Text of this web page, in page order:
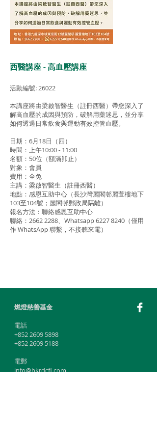
西醫講座 - 高血壓講座
活動編號: 26022
本講座將由梁啟智醫生（註冊西醫）帶您深入了
解高血壓的成因與預防，破解用藥迷思，並分享
如何透過日常飲食與運動有效控管血壓。
日期：6月18日（四）
時間：上午10:00 - 11:00
名額：50位（額滿卽止）
對象：會員
費用：全免
主講：梁啟智醫生（註冊西醫）
地點：感恩互助中心（長沙灣麗閣邨麗萱樓地下
103至104號；麗閣邨郵政局隔離）
報名方法：聯絡感恩互助中心
聯絡：2662 2288、Whatsapp6227 8240 （僅用
作 WhatsApp 聯繫，不接聽來電）
燃燈慈善基金
​電話
+852 2609 5898
+852 2609 5188
電郵
info@hkrdcfl.com